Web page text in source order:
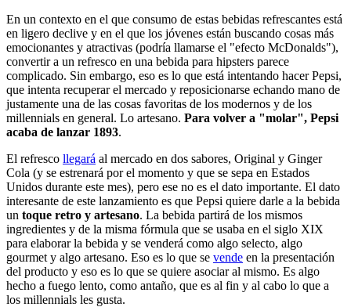
En un contexto en el que consumo de estas bebidas refrescantes está
en ligero declive y en el que los jóvenes están buscando cosas más
emocionantes y atractivas (podría llamarse el "efecto McDonalds"),
convertir a un refresco en una bebida para hipsters parece
complicado. Sin embargo, eso es lo que está intentando hacer Pepsi,
que intenta recuperar el mercado y reposicionarse echando mano de
justamente una de las cosas favoritas de los modernos y de los
millennials en general. Lo artesano. Para volver a "molar", Pepsi
acaba de lanzar 1893.
El refresco llegará al mercado en dos sabores, Original y Ginger
Cola (y se estrenará por el momento y que se sepa en Estados
Unidos durante este mes), pero ese no es el dato importante. El dato
interesante de este lanzamiento es que Pepsi quiere darle a la bebida
un toque retro y artesano. La bebida partirá de los mismos
ingredientes y de la misma fórmula que se usaba en el siglo XIX
para elaborar la bebida y se venderá como algo selecto, algo
gourmet y algo artesano. Eso es lo que se vende en la presentación
del producto y eso es lo que se quiere asociar al mismo. Es algo
hecho a fuego lento, como antaño, que es al fin y al cabo lo que a
los millennials les gusta.